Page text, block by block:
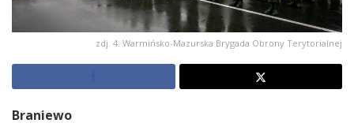
zdj. 4. Warmińsko-Mazurska Brygada Obrony Terytorialnej
Braniewo